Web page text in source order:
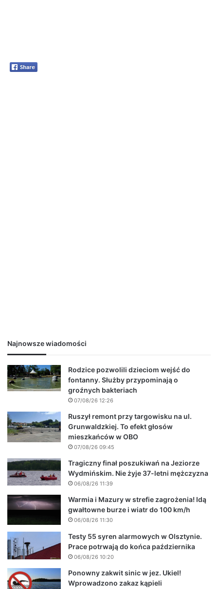
Najnowsze wiadomości
Rodzice pozwolili dzieciom wejść do
fontanny. Służby przypominają o
groźnych bakteriach
07/08/26 12:26
Ruszył remont przy targowisku na ul.
Grunwaldzkiej. To efekt głosów
mieszkańców w OBO
07/08/26 09:45
Tragiczny finał poszukiwań na Jeziorze
Wydmińskim. Nie żyje 37-letni mężczyzna
06/08/26 11:39
Warmia i Mazury w strefie zagrożenia! Idą
gwałtowne burze i wiatr do 100 km/h
06/08/26 11:30
Testy 55 syren alarmowych w Olsztynie.
Prace potrwają do końca października
06/08/26 10:20
Ponowny zakwit sinic w jez. Ukiel!
Wprowadzono zakaz kąpieli